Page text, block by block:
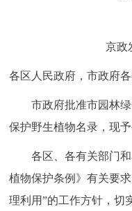
中介服务
政民互动
12345网上接诉即办
京政
各区人民政府，市政府
市政府批准市园林绿
保护野生植物名录，现予
各区、各有关部门和
植物保护条例》有关要
理利用”的工作方针，切